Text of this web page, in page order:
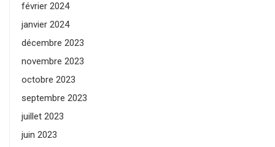
février 2024
janvier 2024
décembre 2023
novembre 2023
octobre 2023
septembre 2023
juillet 2023
juin 2023